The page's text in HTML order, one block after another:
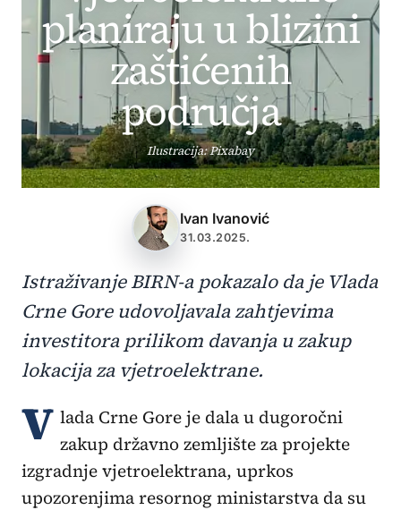
planiraju u blizini
zaštićenih
područja
Ilustracija: Pixabay
Ivan Ivanović
31.03.2025.
Istraživanje BIRN-a pokazalo da je Vlada
Crne Gore udovoljavala zahtjevima
investitora prilikom davanja u zakup
lokacija za vjetroelektrane.
V lada Crne Gore je dala u dugoročni
zakup državno zemljište za projekte
izgradnje vjetroelektrana, uprkos
upozorenjima resornog ministarstva da su